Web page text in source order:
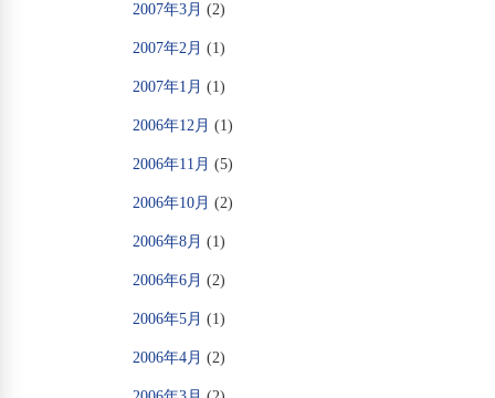
2007年3月 (2)
2007年2月 (1)
2007年1月 (1)
2006年12月 (1)
2006年11月 (5)
2006年10月 (2)
2006年8月 (1)
2006年6月 (2)
2006年5月 (1)
2006年4月 (2)